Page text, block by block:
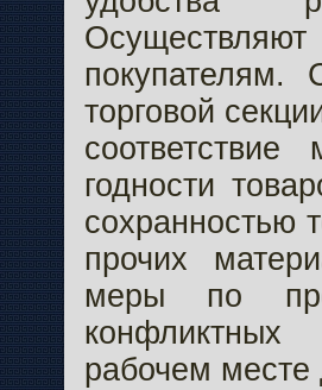
покупателям.
торговой
годности
сохранностью
прочих
меры по
рабочем